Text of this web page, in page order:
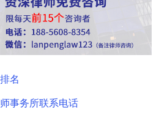
名
事务所联系电话